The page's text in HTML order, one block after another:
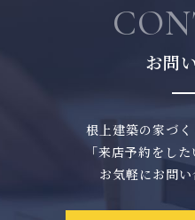
お問
根上建築の家づ
「来店予約をし
お気軽にお問い